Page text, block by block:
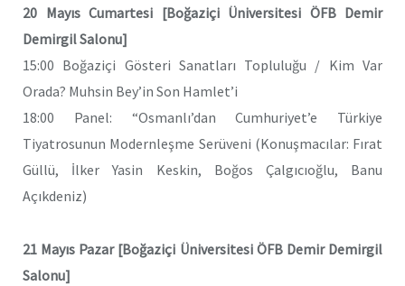
20 Mayıs Cumartesi [Boğaziçi Üniversitesi ÖFB Demir
Demirgil Salonu]
15:00 Boğaziçi Gösteri Sanatları Topluluğu / Kim Var
Orada? Muhsin Bey’in Son Hamlet’i
18:00 Panel: “Osmanlı’dan Cumhuriyet’e Türkiye
Tiyatrosunun Modernleşme Serüveni (Konuşmacılar: Fırat
Güllü, İlker Yasin Keskin, Boğos Çalgıcıoğlu, Banu
Açıkdeniz)
21 Mayıs Pazar [Boğaziçi Üniversitesi ÖFB Demir Demirgil
Salonu]